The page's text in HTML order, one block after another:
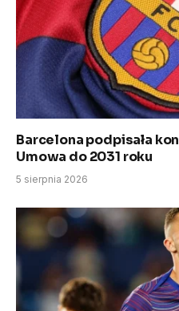
Barcelona podpisała
Umowa do 2031 roku
5 sierpnia 2026